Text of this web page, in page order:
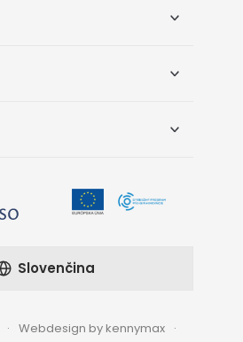
Webdesign by kennymax
Slovenčina